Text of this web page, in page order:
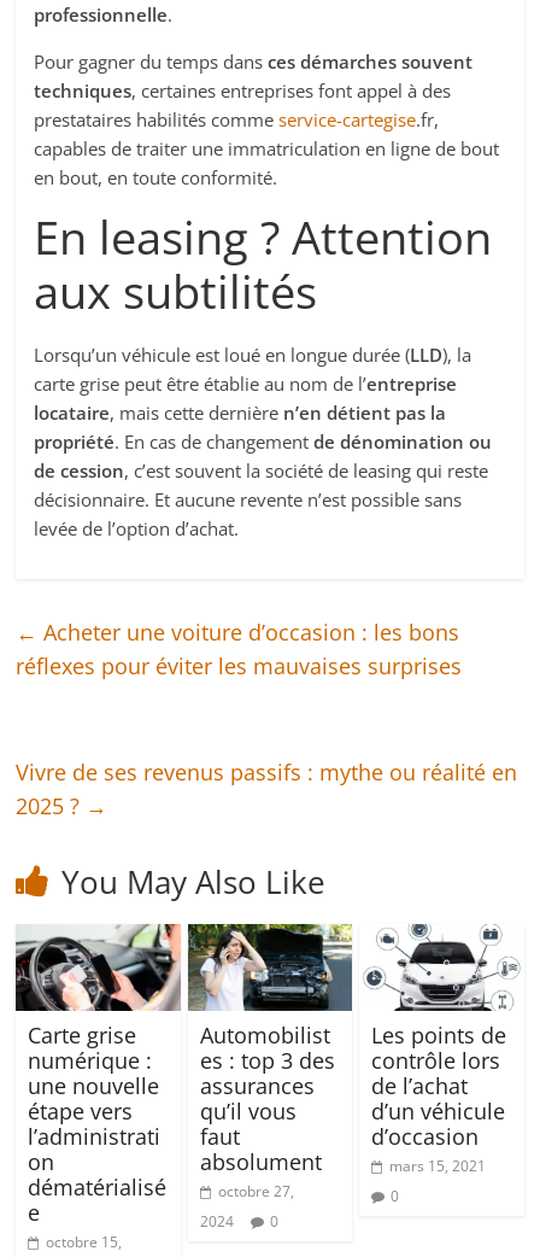
professionnelle.
Pour gagner du temps dansces démarches souvent
techniques, certaines entreprises font appel à des
prestataires habilités commeservice-cartegise.fr,
capables de traiter une immatriculation en ligne de bout
en bout, en toute conformité.
En leasing ? Attention
aux subtilités
Lorsqu’un véhicule est loué en longue durée (LLD), la
carte grise peut être établie au nom de l’entreprise
locataire, mais cette dernière n’en détient pas la
propriété. En cas de changementde dénomination ou
de cession, c’est souvent la société de leasing qui reste
décisionnaire. Et aucune revente n’est possible sans
levée de l’option d’achat.
← Acheter une voiture d’occasion : les bons
réflexes pour éviter les mauvaises surprises
Vivre de ses revenus passifs : mythe ou réalité en
2025 ? →
You May Also Like
Carte grise
numérique :
une nouvelle
étape vers
l’administrati
on
dématérialisé
e
octobre 15,
Automobilist
es : top 3 des
assurances
qu’il vous
faut
absolument
octobre 27,
2024
0
Les points de
contrôle lors
de l’achat
d’un véhicule
d’occasion
mars 15, 2021
0